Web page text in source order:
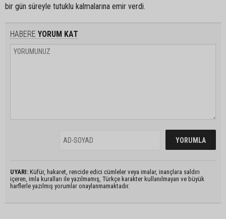
bir gün süreyle tutuklu kalmalarına emir verdi.
HABERE YORUM KAT
UYARI: Küfür, hakaret, rencide edici cümleler veya imalar, inançlara saldırı
içeren, imla kuralları ile yazılmamış, Türkçe karakter kullanılmayan ve büyük
harflerle yazılmış yorumlar onaylanmamaktadır.